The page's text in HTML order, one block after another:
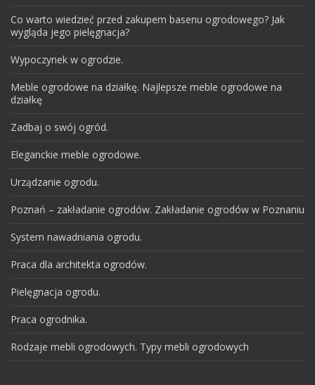
Co warto wiedzieć przed zakupem basenu ogrodowego? Jak
wygląda jego pielęgnacja?
Wypoczynek w ogrodzie.
Meble ogrodowe na działkę. Najlepsze meble ogrodowe na
działkę
Zadbaj o swój ogród.
Eleganckie meble ogrodowe.
Urządzanie ogrodu.
Poznań – zakładanie ogrodów. Zakładanie ogrodów w Poznaniu
System nawadniania ogrodu.
Praca dla architekta ogrodów.
Pielęgnacja ogrodu.
Praca ogrodnika.
Rodzaje mebli ogrodowych. Typy mebli ogrodowych